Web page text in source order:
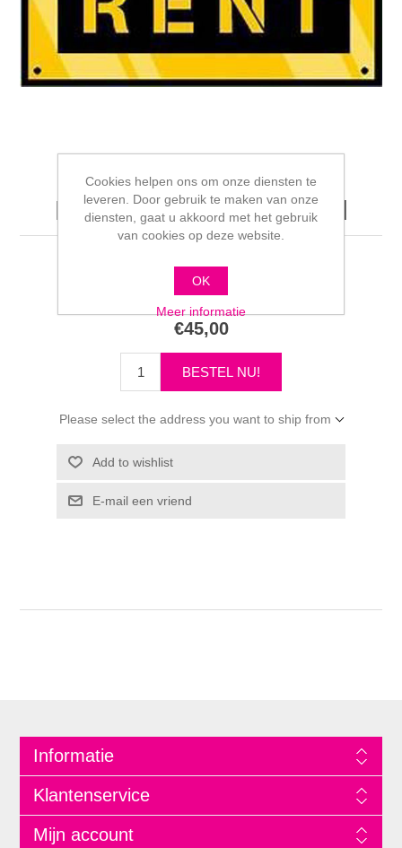
Huur medela per maand
Schrijf als eerste voor dit product een beoordeling
€45,00
Please select the address you want to ship from
Informatie
Klantenservice
Mijn account
Cookies helpen ons om onze diensten te
leveren. Door gebruik te maken van onze
diensten, gaat u akkoord met het gebruik
van cookies op deze website.
OK
Meer informatie